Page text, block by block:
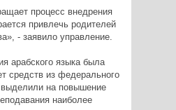
процесс внедрения
привлечь родителей
- заявило управление.
арабского языка была
средств из федерального
на повышение
наиболее